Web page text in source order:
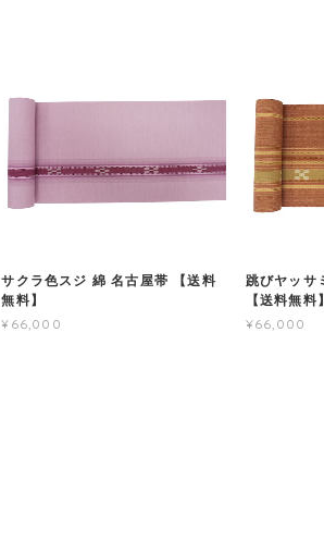
サクラ色スジ 綿 名古屋帯 【送料
無料】
¥66,000
跳びヤッサ
【送料無料】
¥66,000